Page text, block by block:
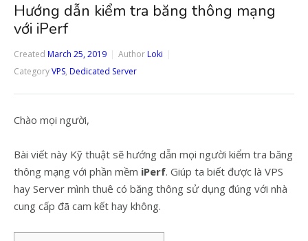
Hướng dẫn kiểm tra băng thông mạng
với iPerf
Created March 25, 2019 AuthorLoki
CategoryVPS, Dedicated Server
Chào mọi người,
Bài viết này Kỹ thuật sẽ hướng dẫn mọi người kiểm tra băng
thông mạng với phần mềm iPerf. Giúp ta biết được là VPS
hay Server mình thuê có băng thông sử dụng đúng với nhà
cung cấp đã cam kết hay không.